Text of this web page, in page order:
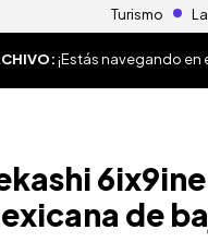
Turismo
¡Estás navegando en
de